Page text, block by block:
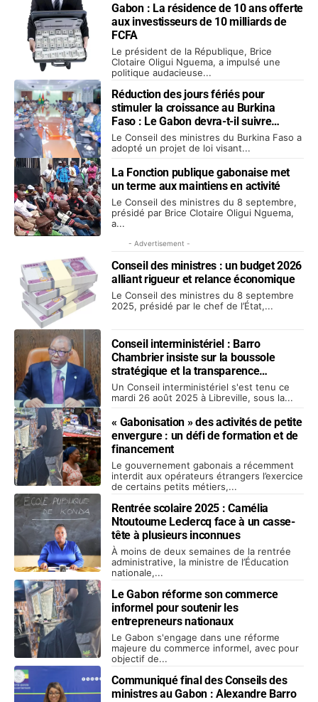
Gabon : La résidence de 10 ans offerte
aux investisseurs de 10 milliards de
FCFA
Le président de la République, Brice
Clotaire Oligui Nguema, a impulsé une
politique audacieuse...
Réduction des jours fériés pour
stimuler la croissance au Burkina
Faso : Le Gabon devra-t-il suivre
l’exemple ?
Le Conseil des ministres du Burkina Faso a
adopté un projet de loi visant...
La Fonction publique gabonaise met
un terme aux maintiens en activité
Le Conseil des ministres du 8 septembre,
présidé par Brice Clotaire Oligui Nguema,
a...
- Advertisement -
Conseil des ministres : un budget 2026
alliant rigueur et relance économique
Le Conseil des ministres du 8 septembre
2025, présidé par le chef de l’État,...
Conseil interministériel : Barro
Chambrier insiste sur la boussole
stratégique et la transparence
électorale
Un Conseil interministériel s'est tenu ce
mardi 26 août 2025 à Libreville, sous la...
« Gabonisation » des activités de petite
envergure : un défi de formation et de
financement
Le gouvernement gabonais a récemment
interdit aux opérateurs étrangers l’exercice
de certains petits métiers,...
Rentrée scolaire 2025 : Camélia
Ntoutoume Leclercq face à un casse-
tête à plusieurs inconnues
À moins de deux semaines de la rentrée
administrative, la ministre de l’Éducation
nationale,...
Le Gabon réforme son commerce
informel pour soutenir les
entrepreneurs nationaux
Le Gabon s'engage dans une réforme
majeure du commerce informel, avec pour
objectif de...
Communiqué final des Conseils des
ministres au Gabon : Alexandre Barro